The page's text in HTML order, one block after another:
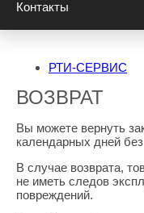
Контакты
РТИ-СЕРВИС
ВОЗВРАТ
Вы можете вернуть
календарных дней
В случае возврата,
не иметь следов
повреждений.